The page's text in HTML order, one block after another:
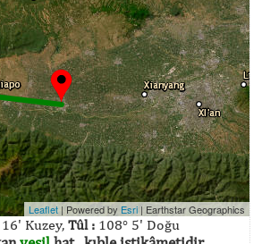
Leaflet | Powered by Esri | Earthstar Geographics
Kuzey, Tûl :108° 5' Doğu